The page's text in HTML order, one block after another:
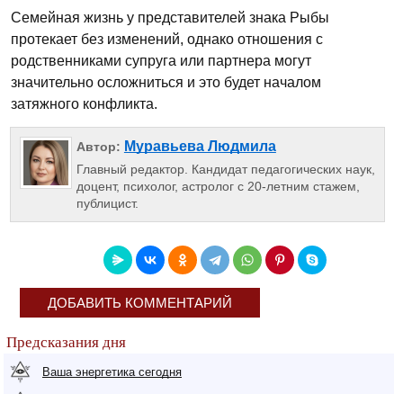
Семейная жизнь у представителей знака Рыбы
протекает без изменений, однако отношения с
родственниками супруга или партнера могут
значительно осложниться и это будет началом
затяжного конфликта.
Автор: Муравьева Людмила
Главный редактор. Кандидат педагогических наук,
доцент, психолог, астролог с 20-летним стажем,
публицист.
ДОБАВИТЬ КОММЕНТАРИЙ
Предсказания дня
Ваша энергетика сегодня